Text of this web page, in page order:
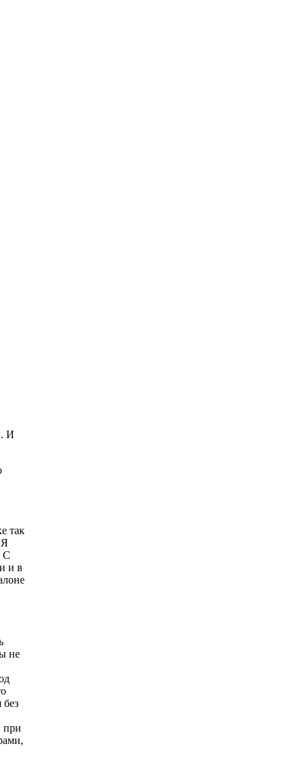
И
так
Я
C
и в
не
без
при